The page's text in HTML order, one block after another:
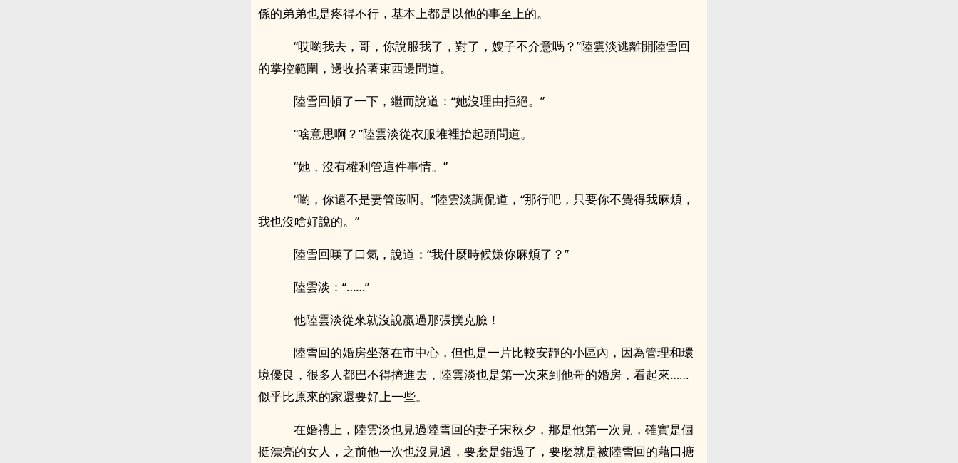
係的弟弟也是疼得不行，基本上都是以他的事至上的。
“哎喲我去，哥，你說服我了，對了，嫂子不介意嗎？”陸雲淡逃離開陸雪回
的掌控範圍，邊收拾著東西邊問道。
陸雪回頓了一下，繼而說道：“她沒理由拒絕。”
“啥意思啊？”陸雲淡從衣服堆裡抬起頭問道。
“她，沒有權利管這件事情。”
“喲，你還不是妻管嚴啊。”陸雲淡調侃道，“那行吧，只要你不覺得我麻煩，
我也沒啥好說的。”
陸雪回嘆了口氣，說道：“我什麼時候嫌你麻煩了？”
陸雲淡：“……”
他陸雲淡從來就沒說贏過那張撲克臉！
陸雪回的婚房坐落在市中心，但也是一片比較安靜的小區內，因為管理和環
境優良，很多人都巴不得擠進去，陸雲淡也是第一次來到他哥的婚房，看起來……
似乎比原來的家還要好上一些。
在婚禮上，陸雲淡也見過陸雪回的妻子宋秋夕，那是他第一次見，確實是個
挺漂亮的女人，之前他一次也沒見過，要麼是錯過了，要麼就是被陸雪回的藉口搪